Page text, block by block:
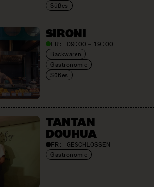
Süßes
SIRONI
FR:09:00 – 19:00
Backwaren
Gastronomie
Süßes
TANTAN
DOUHUA
FR: GESCHLOSSEN
Gastronomie